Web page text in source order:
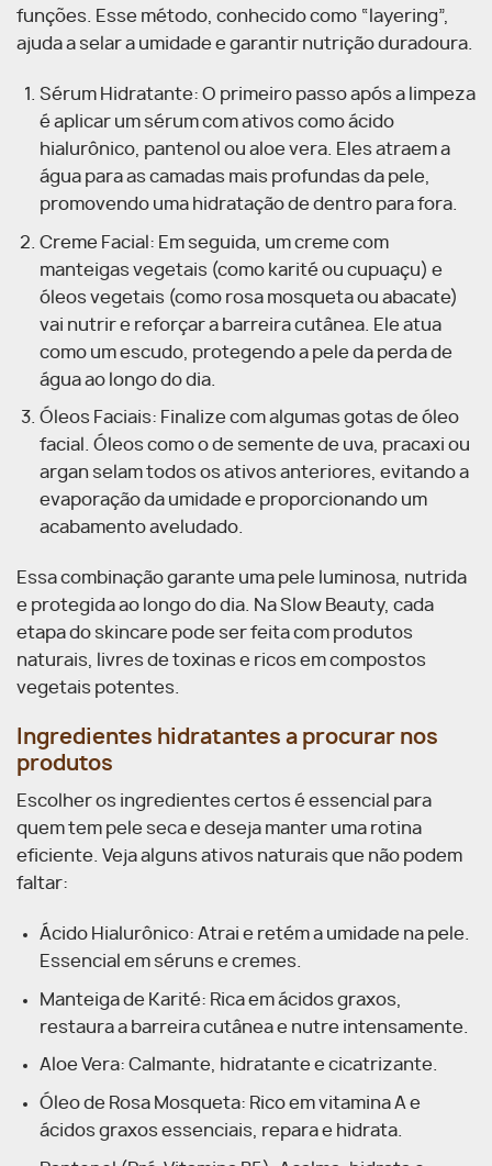
funções. Esse método, conhecido como “layering”,
ajuda a selar a umidade e garantir nutrição duradoura.
Sérum Hidratante: O primeiro passo após a limpeza
é aplicar um sérum com ativos como ácido
hialurônico, pantenol ou aloe vera. Eles atraem a
água para as camadas mais profundas da pele,
promovendo uma hidratação de dentro para fora.
Creme Facial: Em seguida, um creme com
manteigas vegetais (como karité ou cupuaçu) e
óleos vegetais (como rosa mosqueta ou abacate)
vai nutrir e reforçar a barreira cutânea. Ele atua
como um escudo, protegendo a pele da perda de
água ao longo do dia.
Óleos Faciais: Finalize com algumas gotas de óleo
facial. Óleos como o de semente de uva, pracaxi ou
argan selam todos os ativos anteriores, evitando a
evaporação da umidade e proporcionando um
acabamento aveludado.
Essa combinação garante uma pele luminosa, nutrida
e protegida ao longo do dia. Na Slow Beauty, cada
etapa do skincare pode ser feita com produtos
naturais, livres de toxinas e ricos em compostos
vegetais potentes.
Ingredientes hidratantes a procurar nos
produtos
Escolher os ingredientes certos é essencial para
quem tem pele seca e deseja manter uma rotina
eficiente. Veja alguns ativos naturais que não podem
faltar:
Ácido Hialurônico: Atrai e retém a umidade na pele.
Essencial em séruns e cremes.
Manteiga de Karité: Rica em ácidos graxos,
restaura a barreira cutânea e nutre intensamente.
Aloe Vera: Calmante, hidratante e cicatrizante.
Óleo de Rosa Mosqueta: Rico em vitamina A e
ácidos graxos essenciais, repara e hidrata.